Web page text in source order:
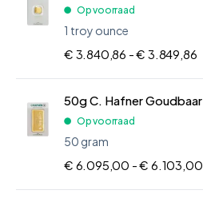
Op voorraad
1 troy ounce
€ 3.840,86 -€ 3.849,86
50g C. Hafner Goudbaar
Op voorraad
50 gram
€ 6.095,00 -€ 6.103,00